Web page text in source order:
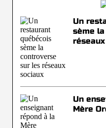
Un
sème
Un
Mère